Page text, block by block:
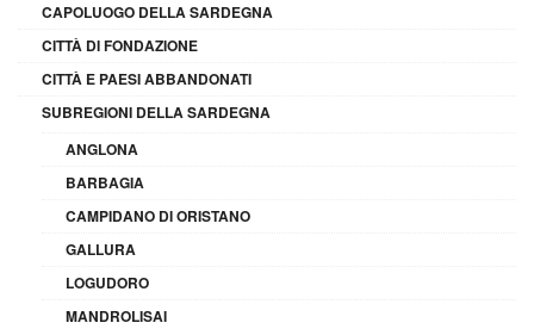
CAPOLUOGO DELLA SARDEGNA
CITTÀ DI FONDAZIONE
CITTÀ E PAESI ABBANDONATI
SUBREGIONI DELLA SARDEGNA
ANGLONA
BARBAGIA
CAMPIDANO DI ORISTANO
GALLURA
LOGUDORO
MANDROLISAI